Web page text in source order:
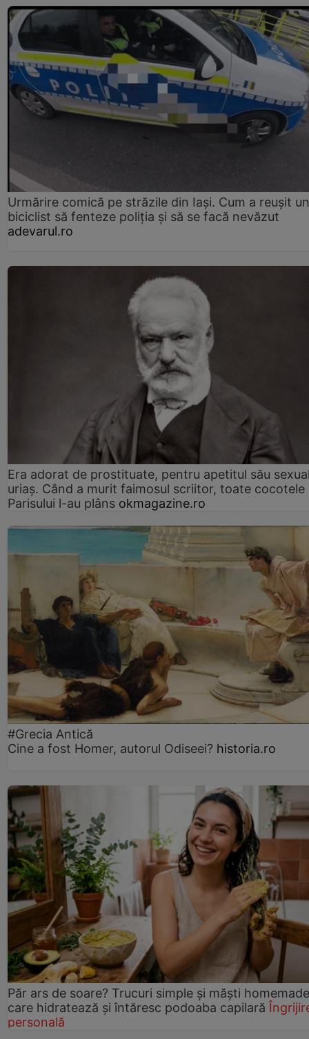
Urmărire comică pe străzile din Iași. Cum a reușit un
biciclist să fenteze poliția și să se facă nevăzut
adevarul.ro
Era adorat de prostituate, pentru apetitul său
uriaș. Când a murit faimosul scriitor, toate cocotele
Parisului l-au plâns okmagazine.ro
#Grecia Antică
Cine a fost Homer, autorul Odiseei? historia.ro
Păr ars de soare? Trucuri simple și măști homemade
care hidratează și întăresc podoaba capilară
personală